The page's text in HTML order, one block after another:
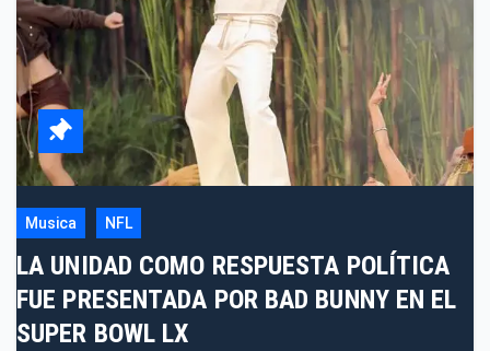
Musica NFL
LA UNIDAD COMO RESPUESTA POLÍTICA
FUE PRESENTADA POR BAD BUNNY EN EL
SUPER BOWL LX